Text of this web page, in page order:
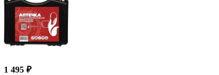
1 495 ₽